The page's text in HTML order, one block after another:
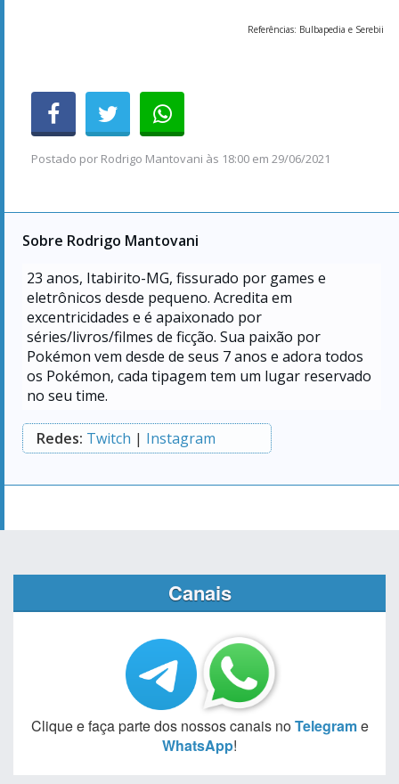
Referências: Bulbapedia e Serebii
Postado por Rodrigo Mantovani às 18:00 em 29/06/2021
Sobre Rodrigo Mantovani
23 anos, Itabirito-MG, fissurado por games e
eletrônicos desde pequeno. Acredita em
excentricidades e é apaixonado por
séries/livros/filmes de ficção. Sua paixão por
Pokémon vem desde de seus 7 anos e adora todos
os Pokémon, cada tipagem tem um lugar reservado
no seu time.
Redes: Twitch | Instagram
Canais
Clique e faça parte dos nossos canais noTelegrame
WhatsApp!